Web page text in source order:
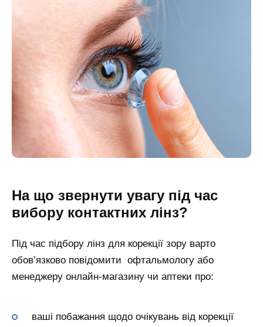
На що звернути увагу під час
вибору контактних лінз?
Під час підбору лінз для корекції зору варто
обов’язково повідомити офтальмологу або
менеджеру онлайн-магазину чи аптеки про:
ваші побажання щодо очікувань від корекції